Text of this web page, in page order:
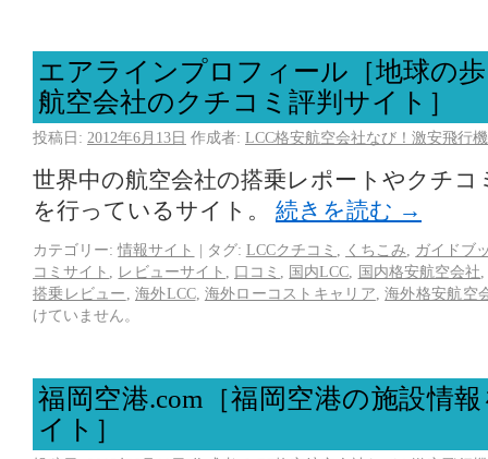
エアラインプロフィール［地球の
航空会社のクチコミ評判サイト］
投稿日: 2012年6月13日 作成者: LCC格安航空会社なび！激安飛行
世界中の航空会社の搭乗レポートやクチコ
を行っているサイト。 続きを読む →
カテゴリー: 情報サイト | タグ: LCCクチコミ くちこみ
ガイドブ
コミサイト
レビューサイト 口コミ 国内LCC 国内格安航空会社
搭乗レビュー
海外LCC, 海外ローコストキャリア ,海外格安航空
けていません。
福岡空港.com［福岡空港の施設情
イト］